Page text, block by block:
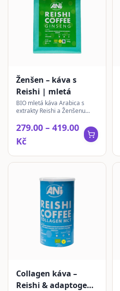
Ženšen – káva s
Reishi | mletá
BIO mletá káva Arabica s
extrakty Reishi a Ženšenu
vlašských ořechů.
279.00 – 419.00
Kč
Collagen káva –
Reishi & adaptogeny